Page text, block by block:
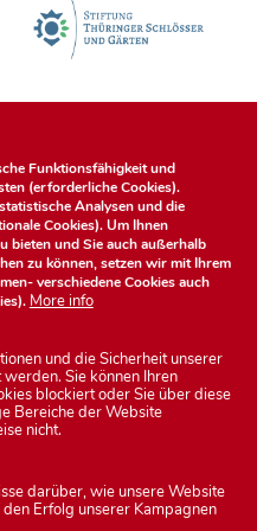
Funktionsfähigkeit und
(erforderliche Cookies).
Analysen und die
Cookies). Um Ihnen
bieten und Sie auch außerhalb
zu können, setzen wir mit Ihrem
- verschiedene Cookies auch
More info
und die Sicherheit unserer
Sie können Ihren
blockiert oder Sie über diese
Bereiche der Website
nicht.
darüber, wie unsere Website
Erfolg unserer Kampagnen